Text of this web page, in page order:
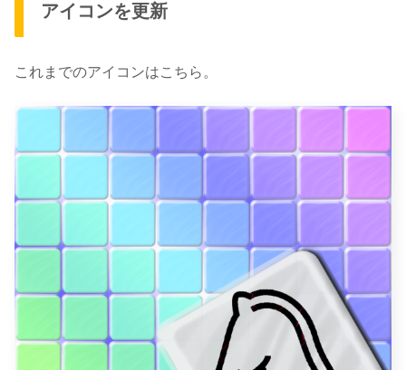
アイコンを更新
これまでのアイコンはこちら。